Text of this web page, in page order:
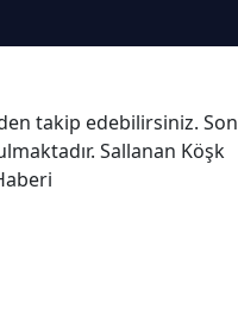
takip edebilirsiniz. Son
Sallanan Köşk